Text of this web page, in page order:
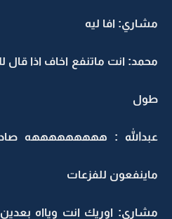
مشاري: افا ليه
محمد: انت ماتنفع اخاف اذا
طول
عبدالله : هههههههههه
ماينفعون للفزعات
مشاري: اوريك انت ويااه